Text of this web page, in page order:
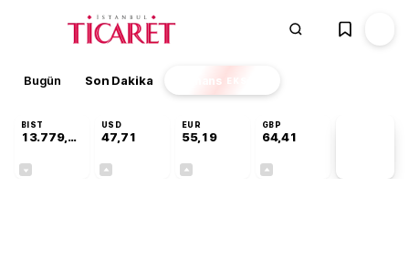
Bugün Son Dakika Finans EKSTRA
BIST
13.779,39
USD
47,71
EUR
55,19
GBP
64,41